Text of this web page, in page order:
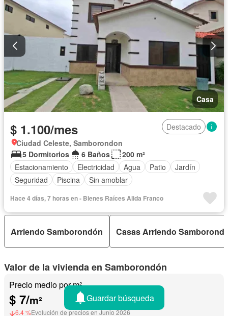
Casa
$ 1.100/mes
Destacado
Ciudad Celeste, Samborondon
5 Dormitorios
6 Baños
200 m²
Estacionamiento
Electricidad Agua Patio
Jardín
Seguridad
Piscina Sin amoblar
Hace 4 días, 7 horas en - Bienes Raíces Alida Franco
Arriendo Samborondón Casas Arriendo
Valor de la vivienda en Samborondón
Precio medio por m²
$ 7/m²
6.4 %Evolución de precios en Junio 2026
Guardar búsqueda